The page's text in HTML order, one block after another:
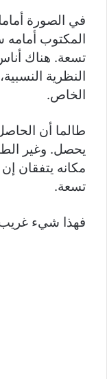
في الصورة
المكتوب أمامه
تسعة. هناك
النظرية
الخاص.
طالما أن
يحصل. وغير
مكانه يتفقان
تسعة.
فهذا شيء غريب